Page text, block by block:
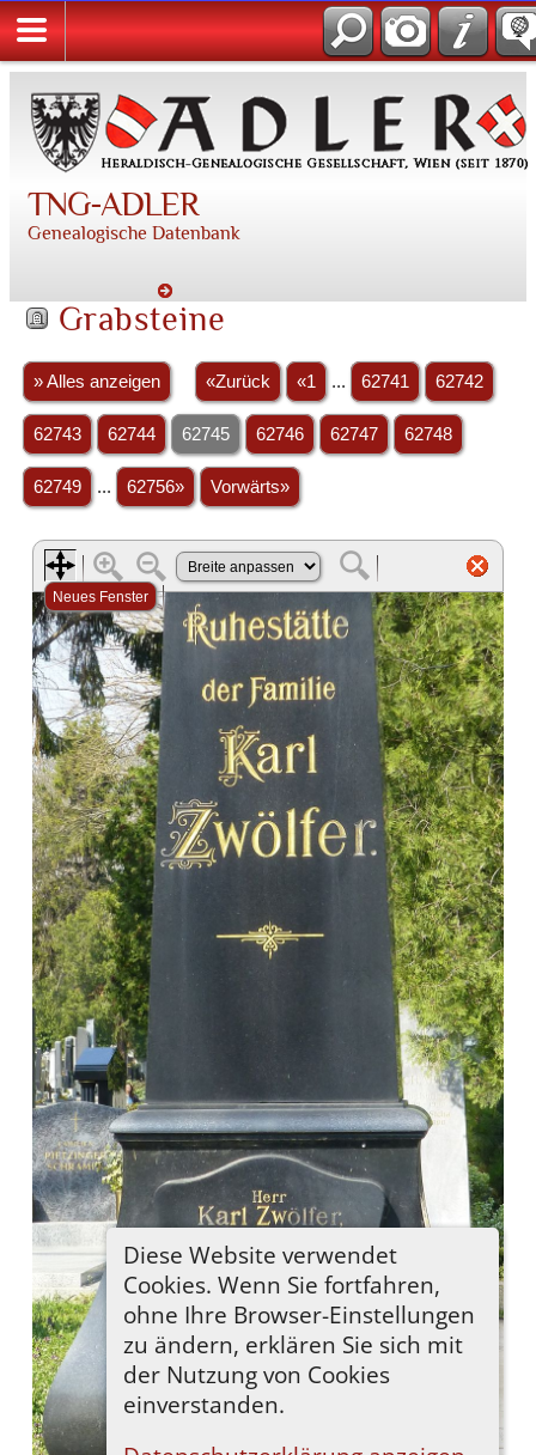
TNG-ADLER
Genealogische Datenbank
Grabsteine
» Alles anzeigen «Zurück «1 ... 62741 62742
62743 62744 62745 62746 62747 62748
62749 ... 62756» Vorwärts»